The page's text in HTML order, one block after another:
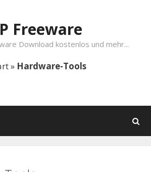
Freeware
Download kostenlos und mehr...
» Hardware-Tools
Suchen